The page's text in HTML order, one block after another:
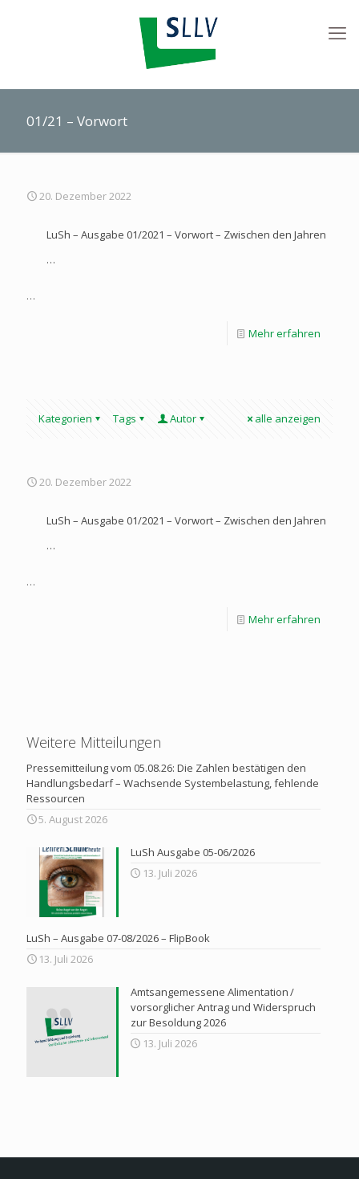
01/21 – Vorwort
20. Dezember 2022
LuSh – Ausgabe 01/2021 – Vorwort – Zwischen den Jahren
…
…
Mehr erfahren
Kategorien Tags Autor alle anzeigen
20. Dezember 2022
LuSh – Ausgabe 01/2021 – Vorwort – Zwischen den Jahren
…
…
Mehr erfahren
Weitere Mitteilungen
Pressemitteilung vom 05.08.26: Die Zahlen bestätigen den
Handlungsbedarf – Wachsende Systembelastung, fehlende
Ressourcen
5. August 2026
LuSh Ausgabe 05-06/2026
13. Juli 2026
LuSh – Ausgabe 07-08/2026 – FlipBook
13. Juli 2026
Amtsangemessene Alimentation /
vorsorglicher Antrag und Widerspruch
zur Besoldung 2026
13. Juli 2026